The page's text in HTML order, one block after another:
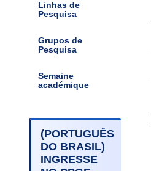
Linhas de
Pesquisa
Grupos de
Pesquisa
Semaine
académique
(PORTUGUÊS
DO BRASIL)
INGRESSE